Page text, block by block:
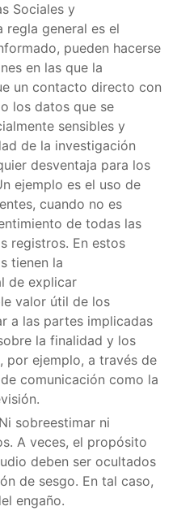
Sociales y
regla general es el
pueden hacerse
en las que la
un contacto directo con
los datos que se
sensibles y
de la investigación
desventaja para los
ejemplo es el uso de
cuando no es
de todas las
registros. En estos
tienen la
de explicar
valor útil de los
a las partes implicadas
la finalidad y los
por ejemplo, a través de
comunicación como la
sobreestimar ni
A veces, el propósito
deben ser ocultados
de sesgo. En tal caso,
engaño.